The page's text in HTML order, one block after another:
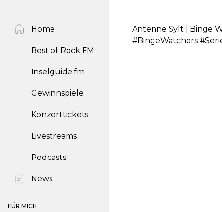
Home
Best of Rock FM
Inselguide.fm
Gewinnspiele
Konzerttickets
Livestreams
Podcasts
News
FÜR MICH
Antenne Sylt | Binge
#BingeWatchers